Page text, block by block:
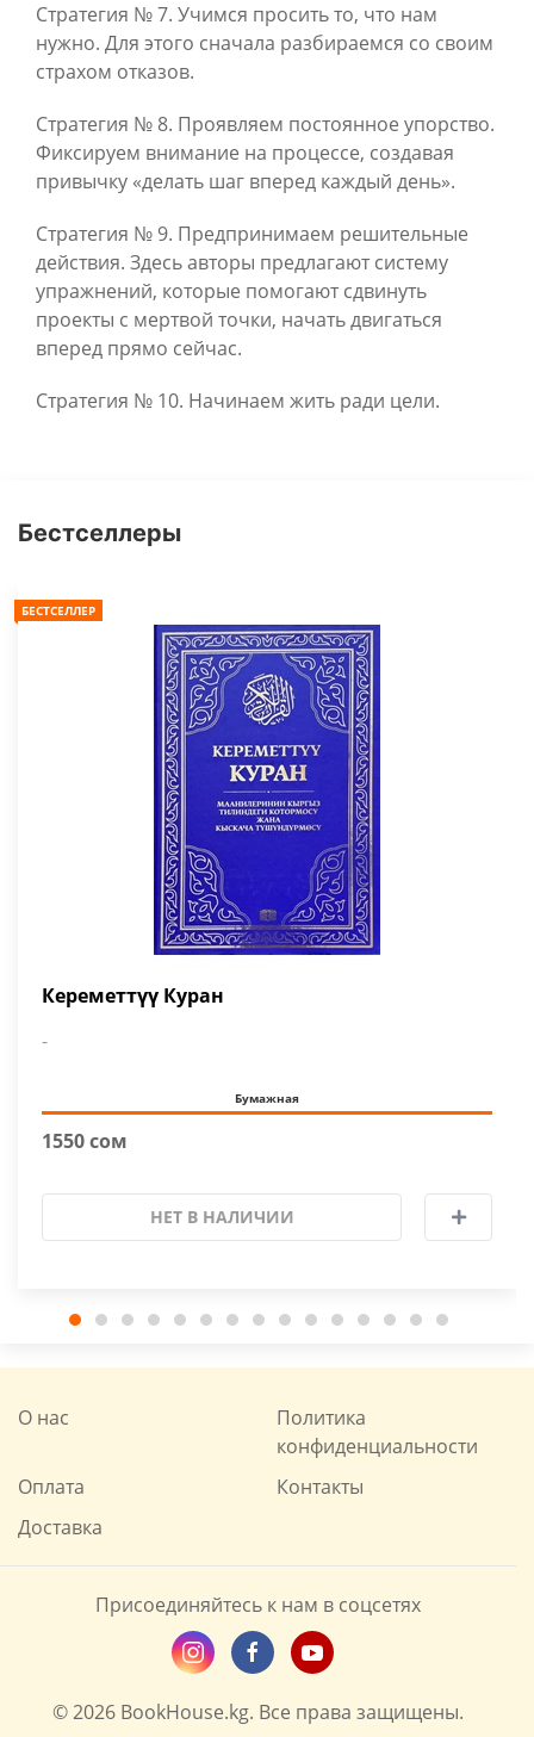
Стратегия № 7. Учимся просить то, что нам
нужно. Для этого сначала разбираемся со своим
страхом отказов.
Стратегия № 8. Проявляем постоянное упорство.
Фиксируем внимание на процессе, создавая
привычку «делать шаг вперед каждый день».
Стратегия № 9. Предпринимаем решительные
действия. Здесь авторы предлагают систему
упражнений, которые помогают сдвинуть
проекты с мертвой точки, начать двигаться
вперед прямо сейчас.
Стратегия № 10. Начинаем жить ради цели.
Бестселлеры
БЕСТСЕЛЛЕР
Кереметтүү Куран
-
Бумажная
1550 сом
НЕТ В НАЛИЧИИ
О нас
Политика
конфиденциальности
Оплата
Контакты
Доставка
Присоединяйтесь к нам в соцсетях
© 2026 BookHouse.kg. Все права защищены.